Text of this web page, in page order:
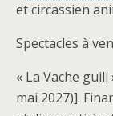
et circassien
Spectacles à
« La Vache
mai 2027)].